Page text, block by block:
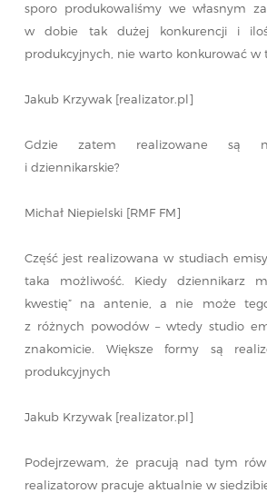
sporo produkowaliśmy we własnym
w dobie tak dużej konkurencji i
produkcyjnych, nie warto konkurować w
Jakub Krzywak [realizator.pl]
Gdzie zatem realizowane są
i dziennikarskie?
Michał Niepielski [RMF FM]
Część jest realizowana w studiach
taka możliwość. Kiedy dziennikarz
kwestię” na antenie, a nie może
z różnych powodów – wtedy studio
znakomicie. Większe formy są
produkcyjnych
Jakub Krzywak [realizator.pl]
Podejrzewam, że pracują nad tym
realizatorow pracuje aktualnie w